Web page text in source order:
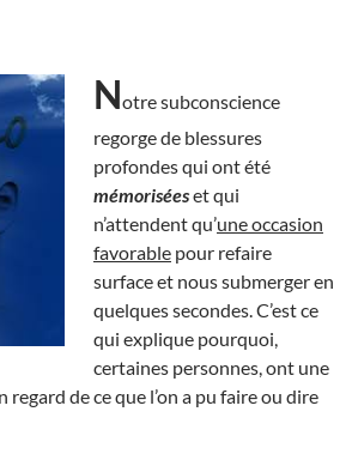
Notre subconscience
regorge de blessures
profondes qui ont été
mémoriséeset qui
n’attendent qu’une occasion
favorable pour refaire
surface et nous submerger en
quelques secondes. C’est ce
qui explique pourquoi,
certaines personnes, ont une
regard de ce que l’on a pu faire ou dire